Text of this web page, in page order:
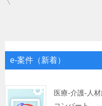
ゲ
シ
e-案件（新着）
医療-介護-人